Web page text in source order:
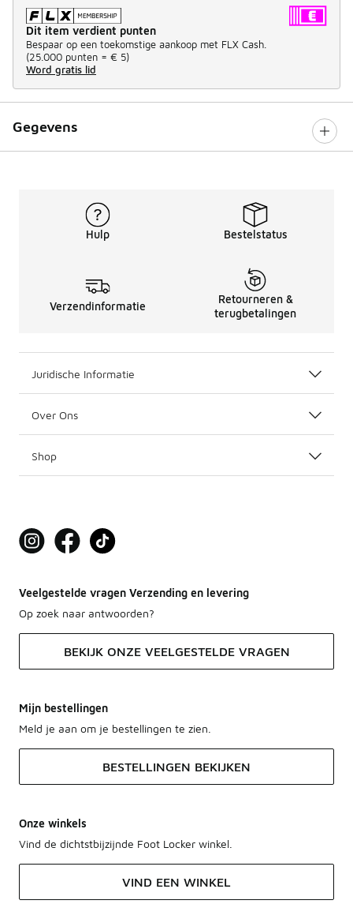
Dit item verdient punten
Bespaar op een toekomstige aankoop met FLX Cash.
(25.000 punten = € 5)
Word gratis lid
Gegevens
Hulp Bestelstatus
Verzendinformatie
Retourneren &
terugbetalingen
Juridische Informatie
Over Ons
Shop
Veelgestelde vragen Verzending en levering
Op zoek naar antwoorden?
BEKIJK ONZE VEELGESTELDE VRAGEN
Mijn bestellingen
Meld je aan om je bestellingen te zien.
BESTELLINGEN BEKIJKEN
Onze winkels
Vind de dichtstbijzijnde Foot Locker winkel.
VIND EEN WINKEL